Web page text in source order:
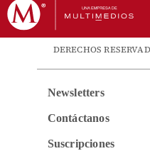
DERECHOS
Newsletters
Contáctanos
Suscripciones